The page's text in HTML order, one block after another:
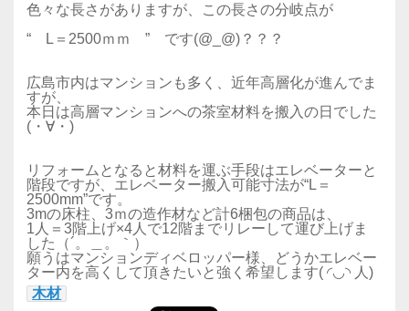
色々な長さがありますが、この長さの分岐点が
“ L＝2500ｍｍ ” です(@_@)？？？
広島市内はマンションも多く、近年高層化が進んでま
すが、
本日は高層マンションへの茶室材料を搬入の日でした
(・∀・)
リフォームとなると材料を運ぶ手段はエレベーターと
階段ですが、エレベーター搬入可能寸法が“L＝
2500mm”です。
3mの床柱、3ｍの造作材など計6梱包の商品は、
1人＝3階上げ×4人で12階までリレーして運び上げま
した（´。＿。｀）
願うはマンションディベロッパー様、どうかエレベー
ター内を高くして頂きたいと強く希望します( ◜◡◝ 人)
木材